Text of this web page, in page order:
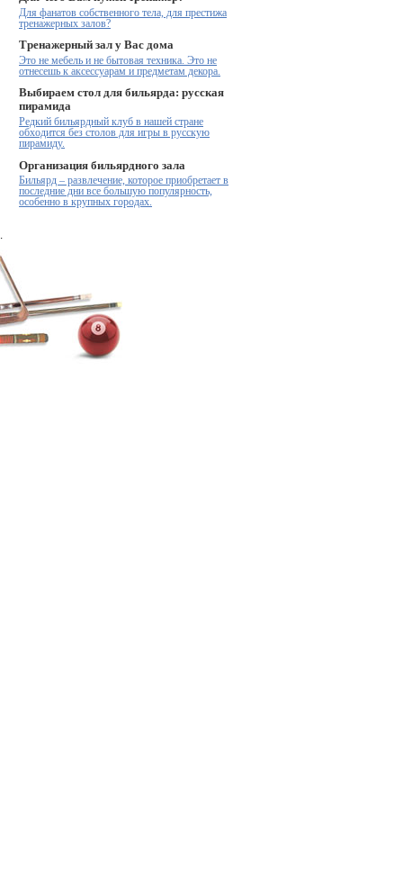
Для фанатов собственного тела, для престижа
тренажерных залов?
Тренажерный зал у Вас дома
Это не мебель и не бытовая техника. Это не
отнесешь к аксессуарам и предметам декора.
Выбираем стол для бильярда: русская
пирамида
Редкий бильярдный клуб в нашей стране
обходится без столов для игры в русскую
пирамиду.
Организация бильярдного зала
Бильярд – развлечение, которое приобретает в
последние дни все большую популярность,
особенно в крупных городах.
.